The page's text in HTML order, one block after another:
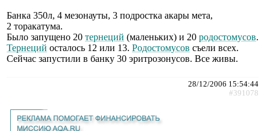
Банка 350л, 4 мезонауты, 3 подростка акары мета,
2 торакатума.
Было запущено 20 тернеций (маленьких) и 20 родостомусов.
Тернеций осталось 12 или 13. Родостомусов съели всех.
Сейчас запустили в банку 30 эритрозонусов. Все живы.
28/12/2006 15:54:44
#391078